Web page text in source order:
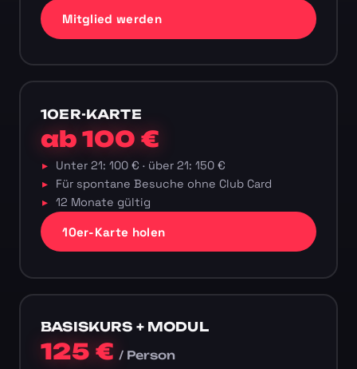
Mitglied werden
10ER-KARTE
ab 100 €
Unter 21: 100 € · über 21: 150 €
Für spontane Besuche ohne Club Card
12 Monate gültig
10er-Karte holen
BASISKURS + MODUL
125 €/ Person